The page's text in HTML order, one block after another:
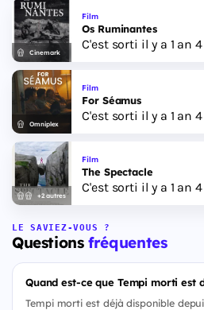
Cinemark
Film
Os Ruminantes
C'est sorti il y a 1 an
Omniplex
Film
For Séamus
C'est sorti il y a 1 an
+2 autres
Film
The Spectacle
C'est sorti il y a 1 an
LE SAVIEZ-VOUS ?
Questionsfréquentes
Quand est-ce que Tempi morti est
Tempi morti est déjà disponible